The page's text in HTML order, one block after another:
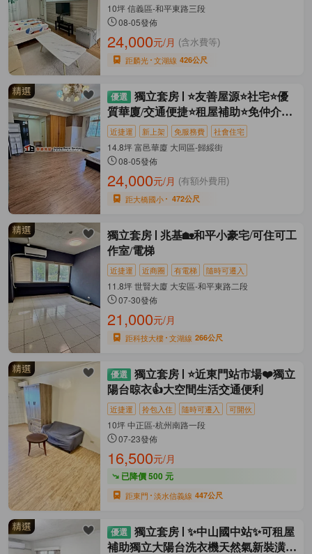
10坪 信義區-和平東路三段
08-05發佈
24,000元/月 (含水費等)
距麟光 文湖線 426公尺
獨立套房
⭐友善屋源⭐社宅⭐優
質華廈/交通便捷⭐租屋補助⭐免仲介費
⭐近捷運 新上架 免服務費 社會住宅
14.8坪 富邑華廈 大同區-歸綏街
08-05發佈
24,000元/月 (有額外費用)
距大橋國小 472公尺
獨立套房
兆基🏡和平小豪宅/可住可工
作室/電梯
近捷運 近商圈 有電梯 隨時可遷入
11.8坪 世賢大廈 大安區-和平東路二段
07-30發佈
21,000元/月
距科技大樓 文湖線 266公尺
獨立套房
⭐近東門站市場❤️獨立
陽台晾衣👍大空間生活交通便利
近捷運 拎包入住 隨時可遷入 可開伙
10坪 中正區-杭州南路一段
07-23發佈
16,500元/月
已降價 500 元
距東門 淡水信義線 447公尺
獨立套房
✨中山國中站✨可租屋
補助獨立大陽台洗衣機天然氣新裝潢家